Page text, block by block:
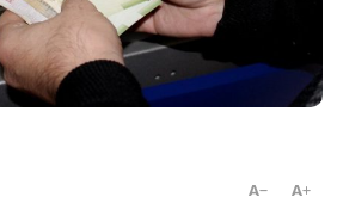
A A